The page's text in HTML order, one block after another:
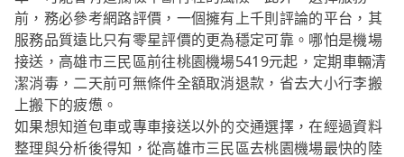
前，務必參考網路評價，一個擁有上千則評論的平台，其
服務品質遠比只有零星評價的更為穩定可靠。哪怕是機場
接送，高雄市三民區前往桃園機場5419元起，定期車輛清
潔消毒，二天前可無條件全額取消退款，省去大小行李搬
上搬下的疲憊。
如果想知道包車或專車接送以外的交通選擇，在經過資料
整理與分析後得知，從高雄市三民區去桃園機場最快的陸